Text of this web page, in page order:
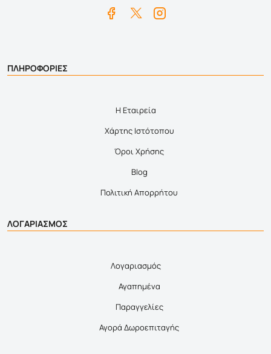
ΠΛΗΡΟΦΟΡΙΕΣ
Η Εταιρεία
Χάρτης Ιστότοπου
Όροι Χρήσης
Blog
Πολιτική Απορρήτου
ΛΟΓΑΡΙΑΣΜΟΣ
Λογαριασμός
Αγαπημένα
Παραγγελίες
Αγορά Δωροεπιταγής